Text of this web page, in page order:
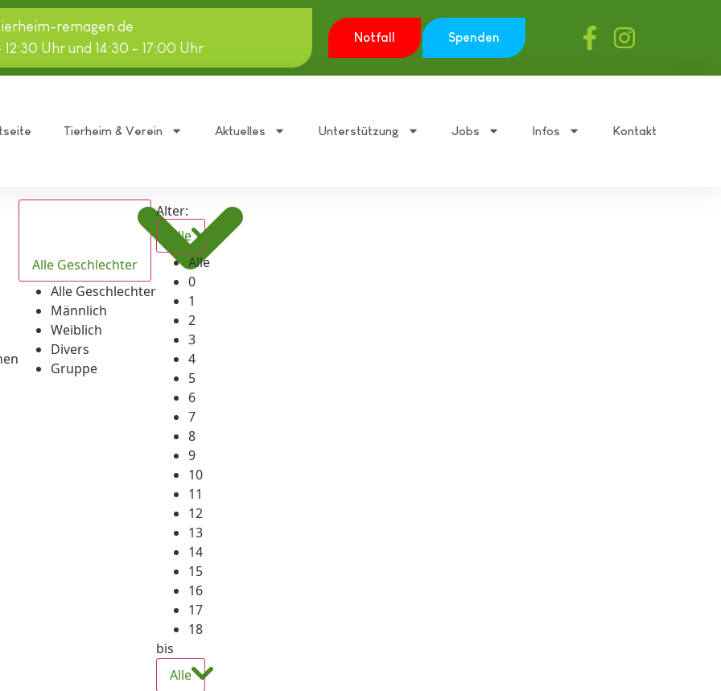
remagen.de
Uhr und 14:30 - 17:00 Uhr
Notfall Spenden
Tierheim & Verein Aktuelles Unterstützung Jobs Infos Kontakt
Alle Geschlechter
Alle Geschlechter
Männlich
Weiblich
Divers
Gruppe
Alter:
Alle
Alle
0
1
2
3
4
5
6
7
8
9
10
11
12
13
14
15
16
17
18
bis
Alle